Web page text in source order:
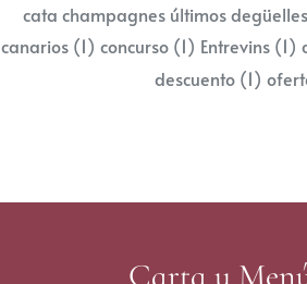
cata champagnes últimos degüelles
canarios (1) concurso (1) Entrevins (1)
descuento (1)
Carta y